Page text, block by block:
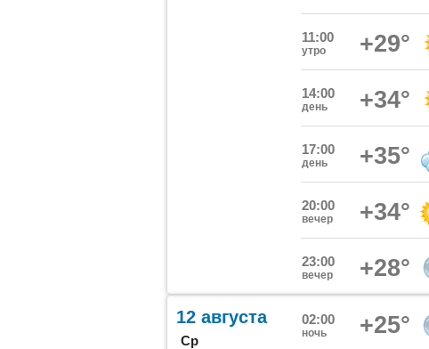
11:00
утро +29°
14:00
день +34°
17:00
день +35°
20:00
вечер +34°
23:00
вечер +28°
12 августа
Ср
02:00
ночь +25°